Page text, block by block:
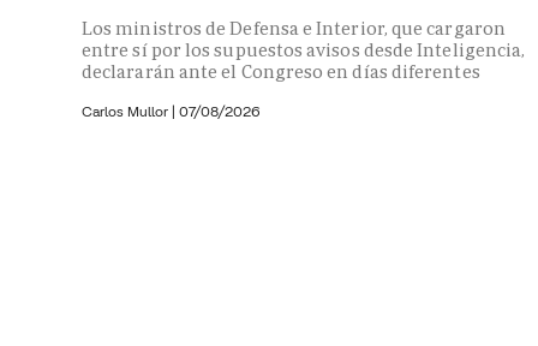
Los ministros de Defensa e Interior, que cargaron
entre sí por los supuestos avisos desde Inteligencia,
declararán ante el Congreso en días diferentes
Carlos Mullor | 07/08/2026